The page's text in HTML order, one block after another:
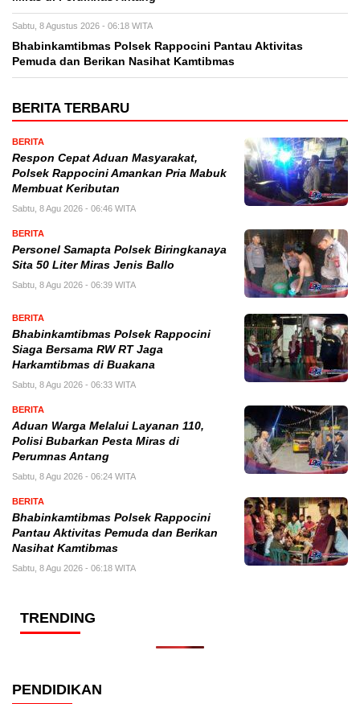
Sabtu, 8 Agustus 2026 - 06:18 WITA
Bhabinkamtibmas Polsek Rappocini Pantau Aktivitas
Pemuda dan Berikan Nasihat Kamtibmas
BERITA TERBARU
BERITA
Respon Cepat Aduan Masyarakat,
Polsek Rappocini Amankan Pria Mabuk
Membuat Keributan
Sabtu, 8 Agu 2026 - 06:46 WITA
BERITA
Personel Samapta Polsek Biringkanaya
Sita 50 Liter Miras Jenis Ballo
Sabtu, 8 Agu 2026 - 06:39 WITA
BERITA
Bhabinkamtibmas Polsek Rappocini
Siaga Bersama RW RT Jaga
Harkamtibmas di Buakana
Sabtu, 8 Agu 2026 - 06:33 WITA
BERITA
Aduan Warga Melalui Layanan 110,
Polisi Bubarkan Pesta Miras di
Perumnas Antang
Sabtu, 8 Agu 2026 - 06:24 WITA
BERITA
Bhabinkamtibmas Polsek Rappocini
Pantau Aktivitas Pemuda dan Berikan
Nasihat Kamtibmas
Sabtu, 8 Agu 2026 - 06:18 WITA
TRENDING
PENDIDIKAN